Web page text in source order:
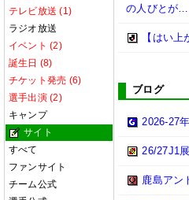
テレビ放送 (1)
ラジオ放送
イベント (2)
誕生日 (8)
チケット発売 (6)
選手出演 (2)
キャンプ
サイト
すべて
ファンサイト
チーム公式
の人びとが…
【はい
ブログ
2026-27
26/27J1
鹿島アン